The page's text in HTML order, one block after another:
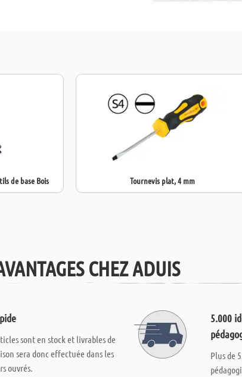
de base Bois Tournevis plat, 4 mm
CHEZ ADUIS
sont en stock et livrables de
sera donc effectuée dans les
ouvrés.
5.000
Plus de